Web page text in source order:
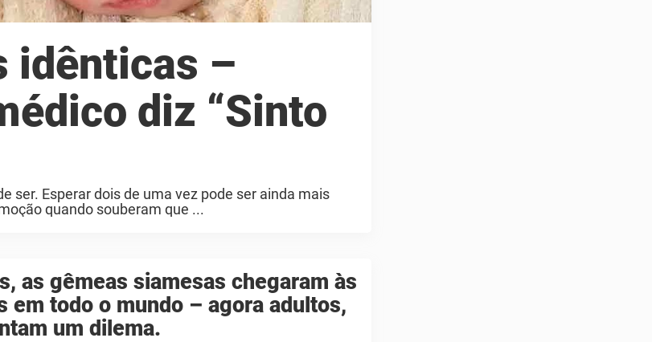
idênticas –
diz “Sinto
ser. Esperar dois de uma vez pode ser ainda mais
quando souberam que ...
as gêmeas siamesas chegaram às
em todo o mundo – agora adultos,
um dilema.